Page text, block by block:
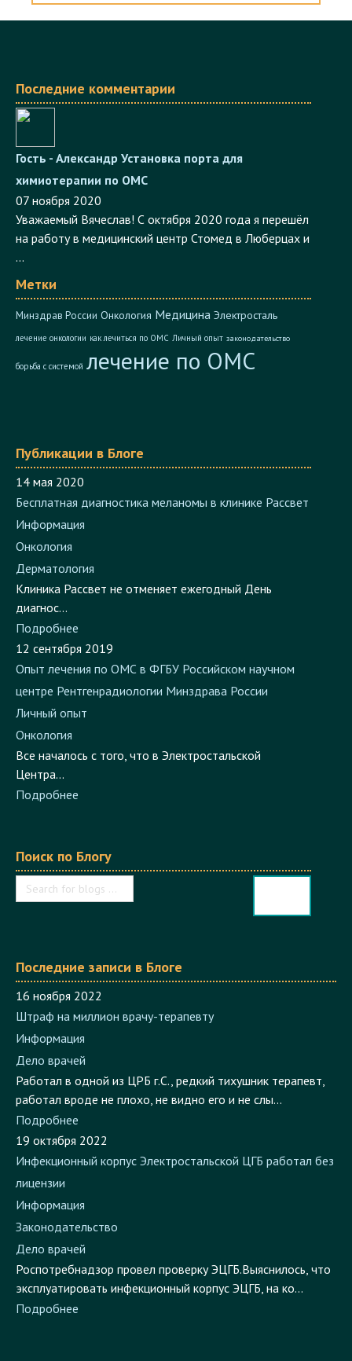
Последние комментарии
Гость - Александр Установка порта для
химиотерапии по ОМС
07 ноября 2020
Уважаемый Вячеслав! С октября 2020 года я перешёл
на работу в медицинский центр Стомед в Люберцах и
...
Метки
Минздрав России Онкология Медицина Электросталь
лечение онкологии как лечиться по ОМС Личный опыт законодательство
борьба с системой лечение по ОМС
Публикации в Блоге
14 мая 2020
Бесплатная диагностика меланомы в клинике Рассвет
Информация
Онкология
Дерматология
Клиника Рассвет не отменяет ежегодный День
диагнос...
Подробнее
12 сентября 2019
Опыт лечения по ОМС в ФГБУ Российском научном
центре Рентгенрадиологии Минздрава России
Личный опыт
Онкология
Все началось с того, что в Электростальской
Центра...
Подробнее
Поиск по Блогу
Последние записи в Блоге
16 ноября 2022
Штраф на миллион врачу-терапевту
Информация
Дело врачей
Работал в одной из ЦРБ г.С., редкий тихушник терапевт,
работал вроде не плохо, не видно его и не слы...
Подробнее
19 октября 2022
Инфекционный корпус Электростальской ЦГБ работал без
лицензии
Информация
Законодательство
Дело врачей
Роспотребнадзор провел проверку ЭЦГБ.Выяснилось, что
эксплуатировать инфекционный корпус ЭЦГБ, на ко...
Подробнее